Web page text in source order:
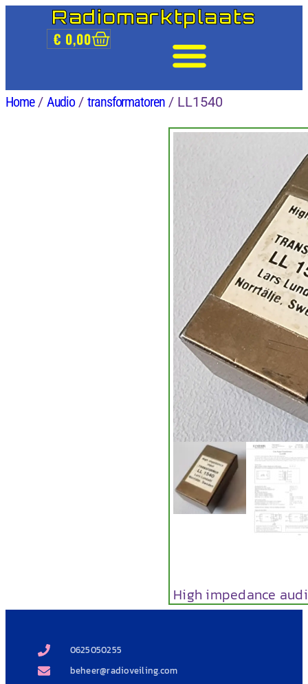
Radiomarktplaats
€ 0,00
Home/ Audio/transformatoren/ LL1540
High impedance
0625050255
beheer@radioveiling.com